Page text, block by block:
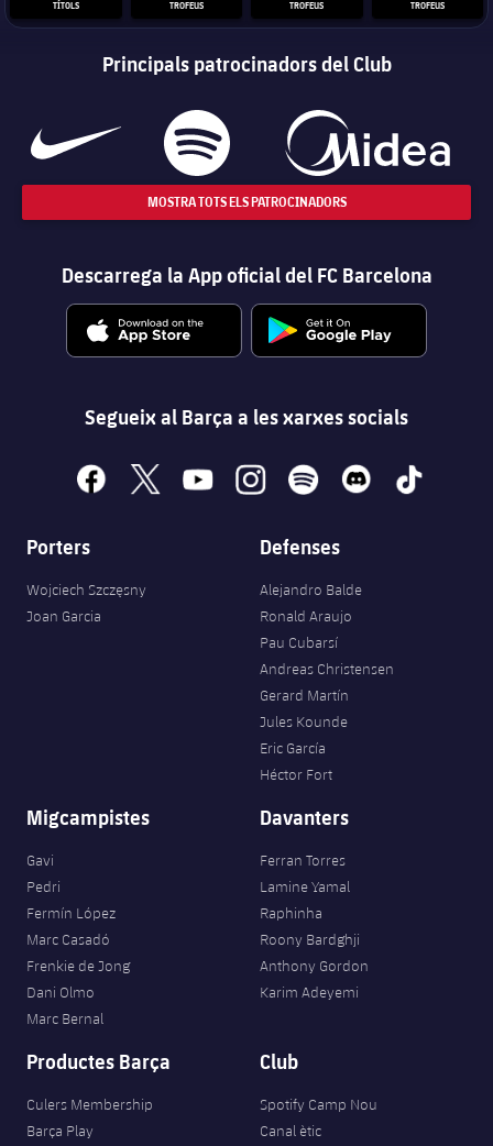
TÍTOLS TROFEUS TROFEUS TROFEUS
Principals patrocinadors del Club
MOSTRA TOTS ELS PATROCINADORS
Descarrega la App oficial del FC Barcelona
Segueix al Barça a les xarxes socials
facebook
x youtubeinstagramspotify discord tiktok
Porters
Wojciech Szczęsny
Joan Garcia
Defenses
Alejandro Balde
Ronald Araujo
Pau Cubarsí
Andreas Christensen
Gerard Martín
Jules Kounde
Eric García
Héctor Fort
Migcampistes
Gavi
Pedri
Fermín López
Marc Casadó
Frenkie de Jong
Dani Olmo
Marc Bernal
Davanters
Ferran Torres
Lamine Yamal
Raphinha
Roony Bardghji
Anthony Gordon
Karim Adeyemi
Productes Barça
Culers Membership
Barça Play
Club
Spotify Camp Nou
Canal ètic